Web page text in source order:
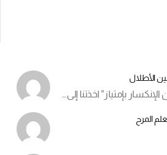
الأطلال
بإمتياز" اخذتنا إلى…
المرح